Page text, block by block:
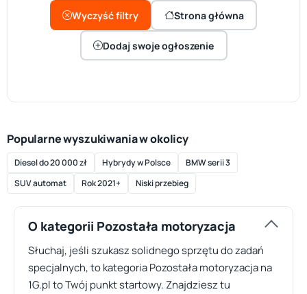
Wyczyść filtry Strona główna
Dodaj swoje ogłoszenie
Popularne wyszukiwania w okolicy
Diesel do 20 000 zł Hybrydy w Polsce
BMW serii 3
SUV automat
Rok 2021+ Niski przebieg
O kategorii Pozostała motoryzacja
Słuchaj, jeśli szukasz solidnego sprzętu do zadań
specjalnych, to kategoria Pozostała motoryzacja na
1G.pl to Twój punkt startowy. Znajdziesz tu